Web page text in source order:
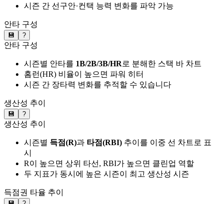
시즌 간 선구안·컨택 능력 변화를 파악 가능
안타 구성
💾 ?
안타 구성
시즌별 안타를 1B/2B/3B/HR로 분해한 스택 바 차트
홈런(HR) 비율이 높으면 파워 히터
시즌 간 장타력 변화를 추적할 수 있습니다
생산성 추이
💾 ?
생산성 추이
시즌별 득점(R)과 타점(RBI) 추이를 이중 선 차트로 표
시
R이 높으면 상위 타선, RBI가 높으면 클린업 역할
두 지표가 동시에 높은 시즌이 최고 생산성 시즌
득점권 타율 추이